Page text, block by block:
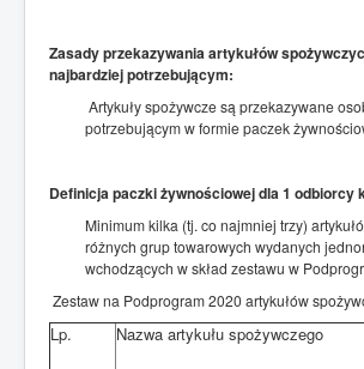
Zasady przekazywania artykułów
najbardziej potrzebującym:
Artykuły spożywcze są przekazywane
potrzebującym w formie paczek
Definicja paczki żywnościowej dla 1 odbiorcy
Minimum kilka (tj. co najmniej trzy)
różnych grup towarowych wydanych
wchodzących w skład zestawu w
Zestaw na Podprogram 2020 artykułów
Lp. Nazwa artykułu spożywczego